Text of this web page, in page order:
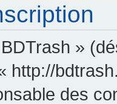
»
http://
des